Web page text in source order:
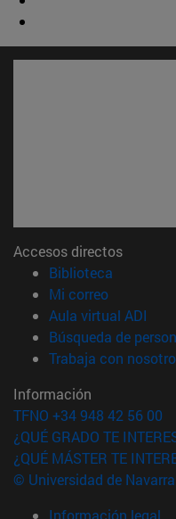
Accesos directos
Biblioteca
Mi correo(abre en
Aula virtual ADI
Búsqueda de
Trabaja con
Información
TFNO +34 948 42 56 00
¿QUÉ GRADO TE
¿QUÉ MÁSTER TE
© Universidad de Navarra
Información legal